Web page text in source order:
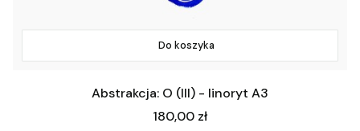
Do koszyka
Abstrakcja: O (III) - linoryt A3
Cena
180,00 zł